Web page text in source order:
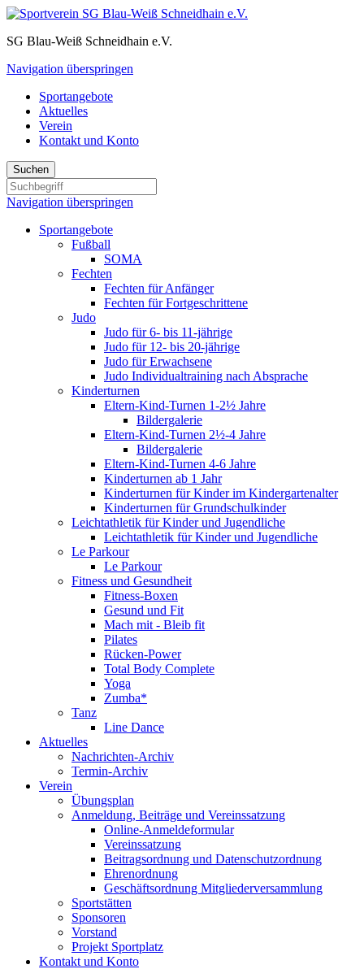
SG Blau-Weiß Schneidhain e.V.
Navigation überspringen
Sportangebote
Aktuelles
Verein
Kontakt und Konto
Suchen
Navigation überspringen
Sportangebote
Fußball
SOMA
Fechten
Fechten für Anfänger
Fechten für Fortgeschrittene
Judo
Judo für 6- bis 11-jährige
Judo für 12- bis 20-jährige
Judo für Erwachsene
Judo Individualtraining nach Absprache
Kinderturnen
Eltern-Kind-Turnen 1-2½ Jahre
Bildergalerie
Eltern-Kind-Turnen 2½-4 Jahre
Bildergalerie
Eltern-Kind-Turnen 4-6 Jahre
Kinderturnen ab 1 Jahr
Kinderturnen für Kinder im Kindergartenalter
Kinderturnen für Grundschulkinder
Leichtathletik für Kinder und Jugendliche
Leichtathletik für Kinder und Jugendliche
Le Parkour
Le Parkour
Fitness und Gesundheit
Fitness-Boxen
Gesund und Fit
Mach mit - Bleib fit
Pilates
Rücken-Power
Total Body Complete
Yoga
Zumba*
Tanz
Line Dance
Aktuelles
Nachrichten-Archiv
Termin-Archiv
Verein
Übungsplan
Anmeldung, Beiträge und Vereinssatzung
Online-Anmeldeformular
Vereinssatzung
Beitragsordnung und Datenschutzordnung
Ehrenordnung
Geschäftsordnung Mitgliederversammlung
Sportstätten
Sponsoren
Vorstand
Projekt Sportplatz
Kontakt und Konto